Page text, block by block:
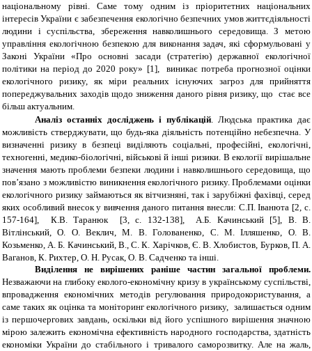
національному рівні. Саме тому одним із пріоритетних національних
інтересів України є забезпечення екологічно безпечних умов життєдіяльності
людини і суспільства, збереження навколишнього середовища. З метою
управління екологічною безпекою для виконання задач, які сформульовані у
Законі України «Про основні засади (стратегію) державної екологічної
політики на період до 2020 року» [1], виникає потреба прогнозної оцінки
екологічного ризику, як міри реальних існуючих загроз для прийняття
попереджувальних заходів щодо зниження даного рівня ризику, що стає все
більш актуальним.
Аналіз останніх досліджень і публікацій. Людська практика дає
можливість стверджувати, що будь-яка діяльність потенційно небезпечна. У
визначенні ризику в безпеці виділяють соціальні, професійні, екологічні,
техногенні, медико-біологічні, військові й інші ризики. В екології вирішальне
значення мають проблеми безпеки людини і навколишнього середовища, що
пов’язано з можливістю виникнення екологічного ризику. Проблемами оцінки
екологічного ризику займаються як вітчизняні, так і зарубіжні фахівці, серед
яких особливий внесок у вивчення даного питання внесли: С.П. Іванюта [2, с.
157-164], К.В. Таранюк [3, с. 132-138], А.Б. Качинський [5], B. В.
Вітлінський, О. О. Веклич, М. В. Голованенко, C. М. Ілляшенко, О. В.
Козьменко, А. Б. Качинський, В., С. К. Харічков, Є. В. Хлобистов, Бурков, П. А.
Ваганов, К. Рихтер, О. Н. Русак, О. В. Садченко та інші.
Виділення не вирішених раніше частин загальної проблеми.
Незважаючи на глибоку еколого-економічну кризу в українському суспільстві,
впровадження економічних методів регулювання природокористування, а
саме таких як оцінка та моніторинг екологічного ризику, залишається одним
із першочергових завдань, оскільки від його успішного вирішення значною
мірою залежить економічна ефективність народного господарства, здатність
економіки України до стабільного і тривалого саморозвитку. Але на жаль,